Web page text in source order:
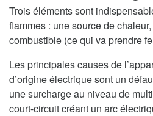
Trois éléments sont
flammes : une source de
combustible (ce qui va prendre
Les principales causes de
d’origine électrique sont un
une surcharge au niveau de
court-circuit créant un arc